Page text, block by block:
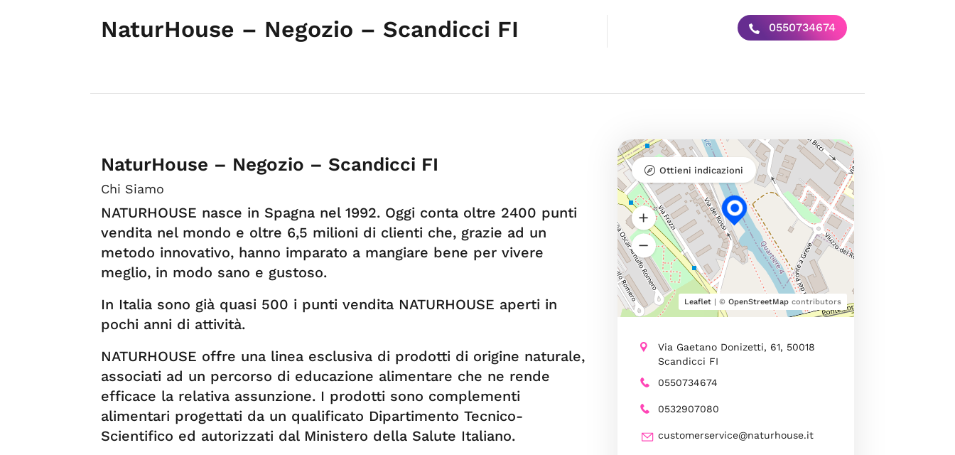
NaturHouse – Negozio – Scandicci FI 0550734674
NaturHouse – Negozio – Scandicci FI
Chi Siamo
NATURHOUSE nasce in Spagna nel 1992. Oggi conta oltre 2400 punti
vendita nel mondo e oltre 6,5 milioni di clienti che, grazie ad un
metodo innovativo, hanno imparato a mangiare bene per vivere
meglio, in modo sano e gustoso.
In Italia sono già quasi 500 i punti vendita NATURHOUSE aperti in
pochi anni di attività.
NATURHOUSE offre una linea esclusiva di prodotti di origine naturale,
associati ad un percorso di educazione alimentare che ne rende
efficace la relativa assunzione. I prodotti sono complementi
alimentari progettati da un qualificato Dipartimento Tecnico-
Scientifico ed autorizzati dal Ministero della Salute Italiano.
Leaflet| © OpenStreetMapcontributors
Ottieni indicazioni
Via Gaetano Donizetti, 61, 50018
Scandicci FI
0550734674
0532907080
customerservice@naturhouse.it